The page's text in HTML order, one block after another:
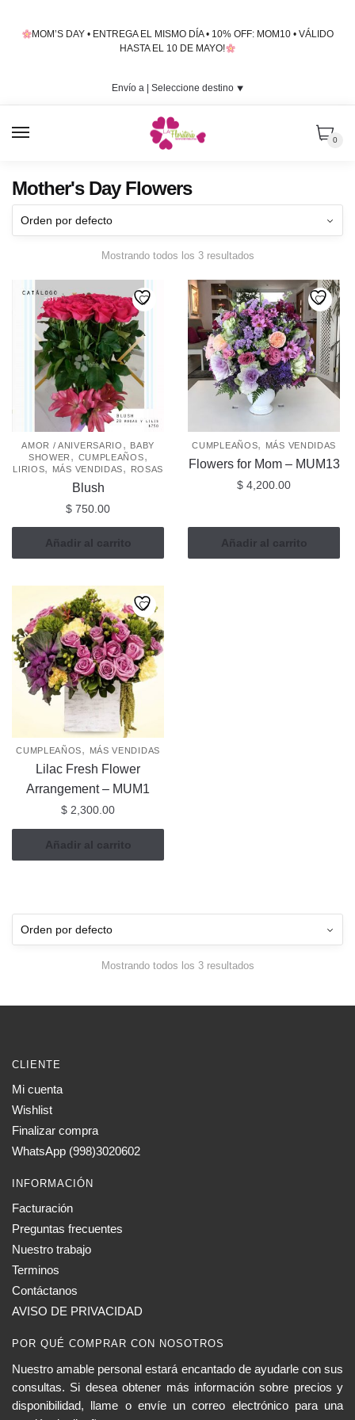
MOM’S DAY • ENTREGA EL MISMO DÍA • 10% OFF: MOM10 • VÁLIDO
HASTA EL 10 DE MAYO!
Envío a | Seleccione destino⯆
0
Mother's Day Flowers
Mostrando todos los 3 resultados
AMOR / ANIVERSARIO , BABY
SHOWER , CUMPLEAÑOS,
LIRIOS, MÁS VENDIDAS, ROSAS
Blush
$ 750.00
Añadir al carrito
CUMPLEAÑOS, MÁS VENDIDAS
Flowers for Mom – MUM13
$ 4,200.00
Añadir al carrito
CUMPLEAÑOS, MÁS VENDIDAS
Lilac Fresh Flower
Arrangement – MUM1
$ 2,300.00
Añadir al carrito
Mostrando todos los 3 resultados
CLIENTE
Mi cuenta
Wishlist
Finalizar compra
WhatsApp (998)3020602
INFORMACIÓN
Facturación
Preguntas frecuentes
Nuestro trabajo
Terminos
Contáctanos
AVISO DE PRIVACIDAD
POR QUÉ COMPRAR CON NOSOTROS
Nuestro amable personal estará encantado de ayudarle con sus
consultas. Si desea obtener más información sobre precios y
disponibilidad, llame o envíe un correo electrónico para una